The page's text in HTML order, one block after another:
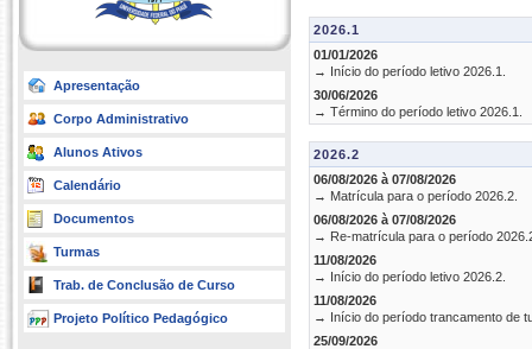
Apresentação
Corpo Administrativo
Alunos Ativos
Calendário
Documentos
Turmas
Trab. de Conclusão de Curso
Projeto Político Pedagógico
2026.1
01/01/2026
→ Início do período letivo 2026.1.
30/06/2026
→ Término do período letivo 2026.1.
2026.2
06/08/2026 à 07/08/2026
→ Matrícula para o período 2026.2.
06/08/2026 à 07/08/2026
→ Re-matrícula para o período
11/08/2026
→ Início do período letivo 2026.2.
11/08/2026
→ Início do período trancamento de
25/09/2026